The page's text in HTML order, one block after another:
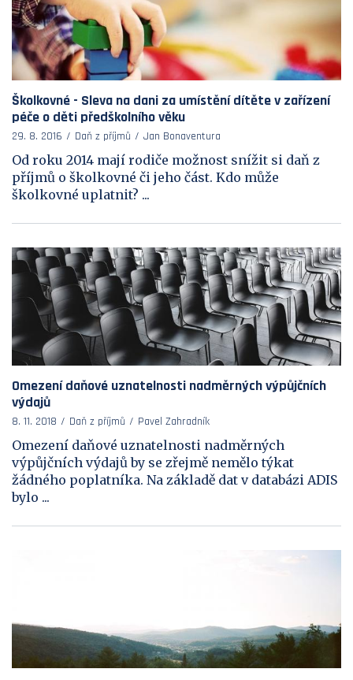
Školkovné - Sleva na dani za umístění dítěte v zařízení
péče o děti předškolního věku
29. 8. 2016 Daň z příjmů Jan Bonaventura
Od roku 2014 mají rodiče možnost snížit si daň z
příjmů o školkovné či jeho část. Kdo může
školkovné uplatnit? ...
Omezení daňové uznatelnosti nadměrných výpůjčních
výdajů
8. 11. 2018 Daň z příjmů Pavel Zahradník
Omezení daňové uznatelnosti nadměrných
výpůjčních výdajů by se zřejmě nemělo týkat
žádného poplatníka. Na základě dat v databázi ADIS
bylo ...